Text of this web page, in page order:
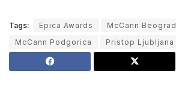
Tags: Epica Awards
McCann Beograd
McCann Podgorica
Pristop Ljubljana